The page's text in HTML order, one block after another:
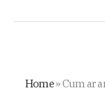
Home»Cum ar